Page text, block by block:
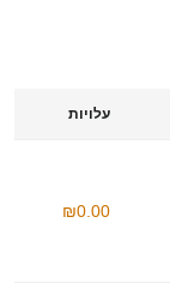
עלויות
₪0.00